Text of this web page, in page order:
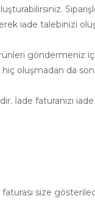
iade talebinizi
göndermeniz
oluşmadan da
İade faturanızı
size